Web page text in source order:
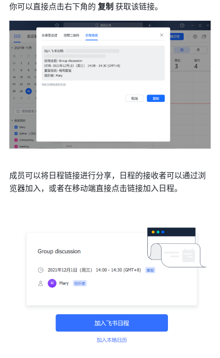
你可以直接点击右下角的 复制 获取该链接。
成员可以将日程链接进行分享，日程的接收者可以通过浏
览器加入，或者在移动端直接点击链接加入日程。